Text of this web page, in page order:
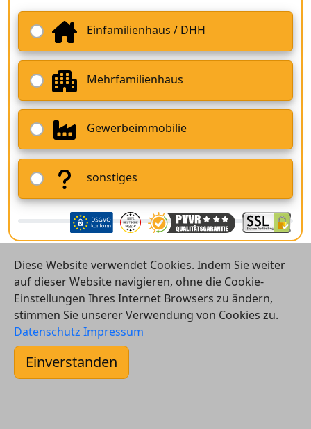
Einfamilienhaus / DHH
Mehrfamilienhaus
Gewerbeimmobilie
sonstiges
© 2026 Vergleichsrechner24 GmbH
Kontakt
Diese Website verwendet Cookies. Indem Sie weiter
auf dieser Website navigieren, ohne die Cookie-
Einstellungen Ihres Internet Browsers zu ändern,
stimmen Sie unserer Verwendung von Cookies zu.
Datenschutz Impressum
Einverstanden